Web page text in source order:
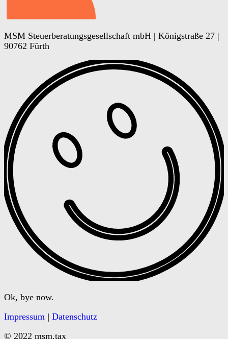
MSM Steuerberatungsgesellschaft mbH | Königstraße 27 |
90762 Fürth
Ok, bye now.
Impressum | Datenschutz
© 2022 msm.tax